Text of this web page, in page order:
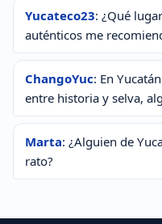
Yucateco23: ¿Qué
auténticos me
ChangoYuc: En
entre historia y selva,
Marta: ¿Alguien de
rato?